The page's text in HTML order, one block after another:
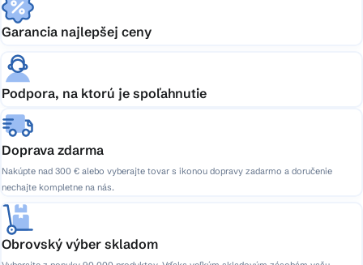
Garancia najlepšej ceny
Podpora, na ktorú je spoľahnutie
Doprava zdarma
Nakúpte nad 300 € alebo vyberajte tovar s ikonou dopravy zadarmo a doručenie
nechajte kompletne na nás.
Obrovský výber skladom